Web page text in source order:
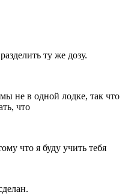
ту же дозу.
не в одной лодке, так что
что
что я буду учить тебя